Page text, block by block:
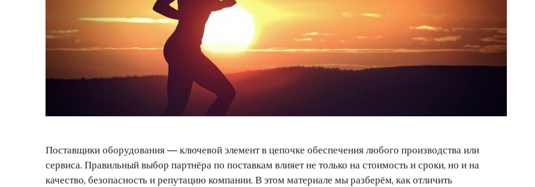
Поставщики оборудования — ключевой элемент в цепочке обеспечения любого производства или
сервиса. Правильный выбор партнёра по поставкам влияет не только на стоимость и сроки, но и на
качество, безопасность и репутацию компании. В этом материале мы разберём, как отличить